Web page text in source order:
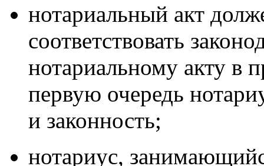
нотариальный акт
соответствовать
нотариальному акту в
первую очередь
и законность;
нотариус,